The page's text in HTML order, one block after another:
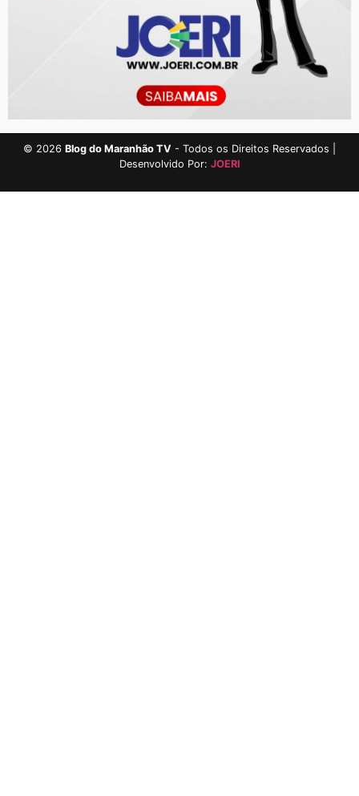
© 2026 Blog do Maranhão TV - Todos os Direitos Reservados |
Desenvolvido Por: JOERI